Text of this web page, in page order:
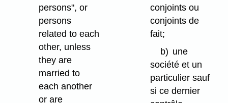
persons", or
persons
related to each
other, unless
they are
married to
each another
or are
conjoints ou
conjoints de
fait;
b) une
société et un
particulier sauf
si ce dernier